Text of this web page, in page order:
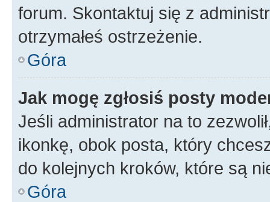
forum. Skontaktuj się z
otrzymałeś ostrzeżenie.
Góra
Jak mogę zgłosiś posty
Jeśli administrator na to
ikonkę, obok posta, który
do kolejnych kroków, które są
Góra